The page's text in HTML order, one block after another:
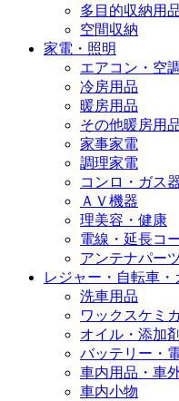
多目的収納用
空間収納
家電・照明
エアコン・空
冷房用品
暖房用品
その他暖房用
家事家電
調理家電
コンロ・ガス
ＡＶ機器
理美容・健康
電線・延長コ
アンテナパー
レジャー・自転車・
洗車用品
ワックスケミ
オイル・添加剤
バッテリー・
車内用品・車
車内小物